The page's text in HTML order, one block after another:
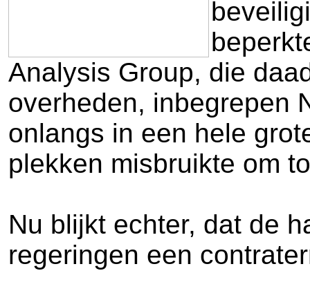
Analysis Group, die
overheden, inbegrepen
onlangs in een hele
plekken misbruikte om
Nu blijkt echter, dat de
regeringen een